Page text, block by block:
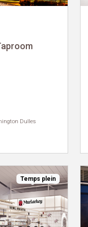
Dulles
Temps plein